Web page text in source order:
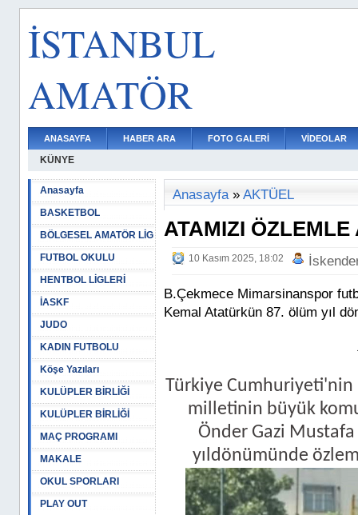
İSTANBUL
AMATÖR
ANASAYFA HABER ARA FOTO GALERİ VİDEOLAR
KÜNYE
Anasayfa
BASKETBOL
BÖLGESEL AMATÖR LİG
FUTBOL OKULU
HENTBOL LİGLERİ
İASKF
JUDO
KADIN FUTBOLU
Köşe Yazıları
KULÜPLER BİRLİĞİ
KULÜPLER BİRLİĞİ
MAÇ PROGRAMI
MAKALE
OKUL SPORLARI
PLAY OUT
Anasayfa» AKTÜEL
ATAMIZI
10 Kasım 2025, 18:02
B.Çekmece Mimarsinanspor
Kemal Atatürkün 87. ölüm yıl
Türkiye Cumhuriyeti'nin
milletinin büyük
Önder Gazi
yıldönümünde